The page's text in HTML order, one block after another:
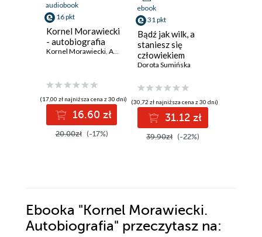
audiobook
16 pkt
Kornel Morawiecki
- autobiografia
Kornel Morawiecki, Artur Adamski
(17,00 zł najniższa cena z 30 dni)
16.60 zł
20.00zł (-17%)
ebook
31 pkt
Bądź jak wilk, a
staniesz się
człowiekiem
Dorota Sumińska
(30,72 zł najniższa cena z 30 dni)
31.12 zł
39.90zł (-22%)
Ebooka "Kornel Morawiecki.
Autobiografia" przeczytasz na: